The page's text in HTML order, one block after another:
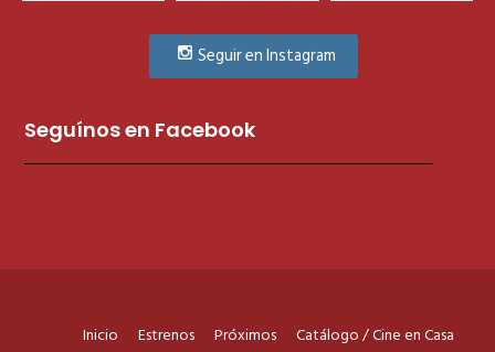
Seguir en Instagram
Seguínos en Facebook
Inicio Estrenos Próximos
Catálogo / Cine en Casa